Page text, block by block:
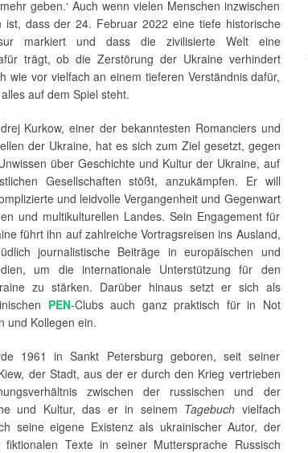
geben.‘ Auch wenn vielen Menschen inzwischen
ist, dass der 24. Februar 2022 eine tiefe historische
markiert und dass die zivilisierte Welt eine
trägt, ob die Zerstörung der Ukraine verhindert
wie vor vielfach an einem tieferen Verständnis dafür,
auf dem Spiel steht.
Kurkow, einer der bekanntesten Romanciers und
der Ukraine, hat es sich zum Ziel gesetzt, gegen
über Geschichte und Kultur der Ukraine, auf
Gesellschaften stößt, anzukämpfen. Er will
und leidvolle Vergangenheit und Gegenwart
und multikulturellen Landes. Sein Engagement für
führt ihn auf zahlreiche Vortragsreisen ins Ausland,
journalistische Beiträge in europäischen und
um die internationale Unterstützung für den
zu stärken. Darüber hinaus setzt er sich als
PEN-Clubs auch ganz praktisch für in Not
und Kollegen ein.
1961 in Sankt Petersburg geboren, seit seiner
der Stadt, aus der er durch den Krieg vertrieben
zwischen der russischen und der
und Kultur, das er in seinem Tagebuch vielfach
seine eigene Existenz als ukrainischer Autor, der
Texte in seiner Muttersprache Russisch